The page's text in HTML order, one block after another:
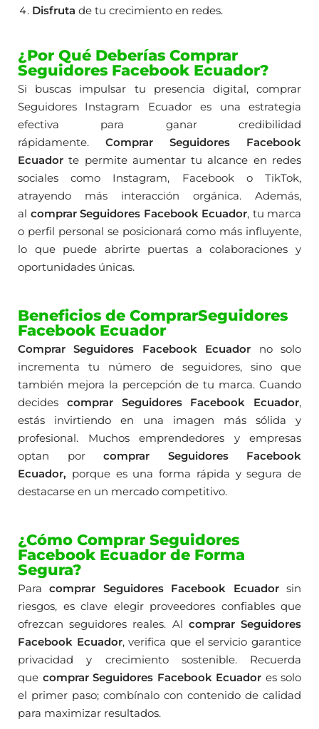
Disfruta de tu crecimiento en redes.
¿Por Qué Deberías Comprar
Seguidores Facebook Ecuador?
Si buscas impulsar tu presencia digital, comprar
Seguidores Instagram Ecuador es una estrategia
efectiva para ganar credibilidad
rápidamente. Comprar Seguidores Facebook
Ecuador te permite aumentar tu alcance en redes
sociales como Instagram, Facebook o TikTok,
atrayendo más interacción orgánica. Además,
al comprar Seguidores Facebook Ecuador, tu marca
o perfil personal se posicionará como más influyente,
lo que puede abrirte puertas a colaboraciones y
oportunidades únicas.
Beneficios de ComprarSeguidores
Facebook Ecuador
Comprar Seguidores Facebook Ecuador no solo
incrementa tu número de seguidores, sino que
también mejora la percepción de tu marca. Cuando
decides comprar Seguidores Facebook Ecuador,
estás invirtiendo en una imagen más sólida y
profesional. Muchos emprendedores y empresas
optan por comprar Seguidores Facebook
Ecuador, porque es una forma rápida y segura de
destacarse en un mercado competitivo.
¿Cómo Comprar Seguidores
Facebook Ecuador de Forma
Segura?
Paracomprar Seguidores Facebook Ecuadorsin
riesgos, es clave elegir proveedores confiables que
ofrezcan seguidores reales. Al comprar Seguidores
Facebook Ecuador, verifica que el servicio garantice
privacidad y crecimiento sostenible. Recuerda
que comprar Seguidores Facebook Ecuador es solo
el primer paso; combínalo con contenido de calidad
para maximizar resultados.